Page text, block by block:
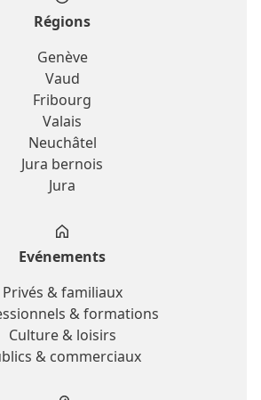
Régions
Genève
Vaud
Fribourg
Valais
Neuchâtel
Jura bernois
Jura
Evénements
Privés & familiaux
& formations
Culture & loisirs
& commerciaux